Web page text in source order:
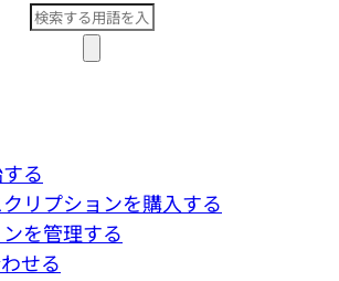
る
リプションを購入する
を管理する
せる